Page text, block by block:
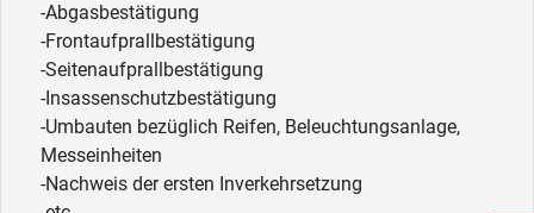
-Abgasbestätigung
-Frontaufprallbestätigung
-Seitenaufprallbestätigung
-Insassenschutzbestätigung
-Umbauten bezüglich Reifen, Beleuchtungsanlage,
Messeinheiten
-Nachweis der ersten Inverkehrsetzung